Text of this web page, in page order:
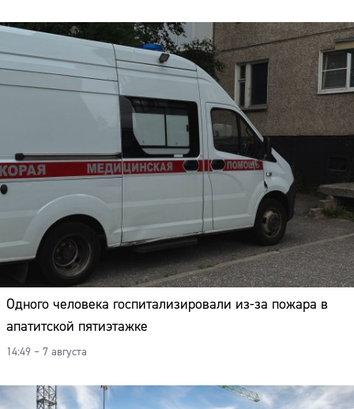
Одного человека госпитализировали из-за пожара в
апатитской пятиэтажке
14:49 – 7 августа